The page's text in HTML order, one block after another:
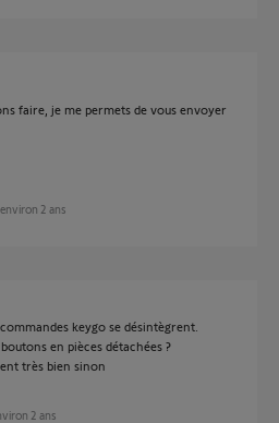
faire, je me permets de vous envoyer
environ 2 ans
keygo se désintègrent.
en pièces détachées ?
très bien sinon
2 ans